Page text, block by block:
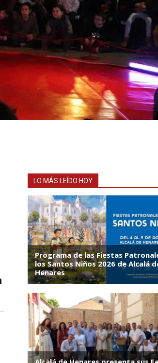
LO MÁS LEÍDO HOY